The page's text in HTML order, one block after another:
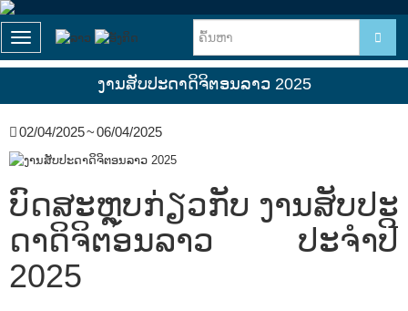
T
o
l
e
a
i
g
i
o
ງານສັບປະດາດິຈິຕອນລາວ 2025
02/04/2025 ~ 06/04/2025
ບົດສະຫຼຸບກ່ຽວກັບ ງານສັບປະ
ດາດິຈິຕອນລາວ ປະຈໍາປີ
2025